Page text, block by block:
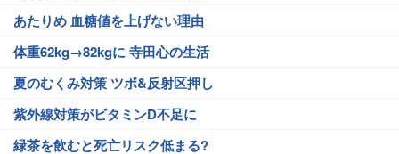
あたりめ 血糖値を上げない理由
体重62kg→82kgに 寺田心の生活
夏のむくみ対策 ツボ&反射区押し
紫外線対策がビタミンD不足に
緑茶を飲むと死亡リスク低まる?